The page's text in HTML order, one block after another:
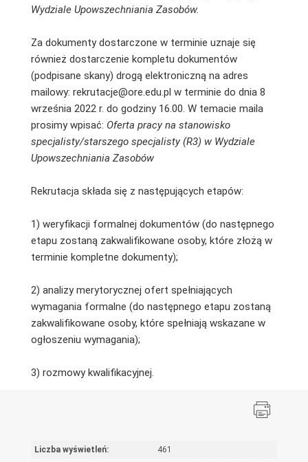
Wydziale Upowszechniania Zasobów.
Za dokumenty dostarczone w terminie uznaje się
również dostarczenie kompletu dokumentów
(podpisane skany) drogą elektroniczną na adres
mailowy: rekrutacje@ore.edu.pl w terminie do dnia 8
września 2022 r. do godziny 16.00. W temacie maila
prosimy wpisać: Oferta pracy na stanowisko
specjalisty/starszego specjalisty (R3) w Wydziale
Upowszechniania Zasobów
Rekrutacja składa się z następujących etapów:
1) weryfikacji formalnej dokumentów (do następnego
etapu zostaną zakwalifikowane osoby, które złożą w
terminie kompletne dokumenty);
2) analizy merytorycznej ofert spełniających
wymagania formalne (do następnego etapu zostaną
zakwalifikowane osoby, które spełniają wskazane w
ogłoszeniu wymagania);
3) rozmowy kwalifikacyjnej.
Liczba wyświetleń:
461